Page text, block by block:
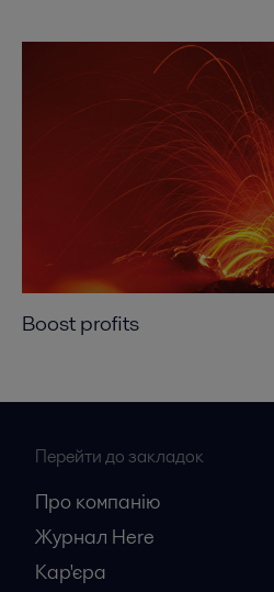
Boost profits
Перейти до закладок
Про компанію
Журнал Here
Кар'єрa